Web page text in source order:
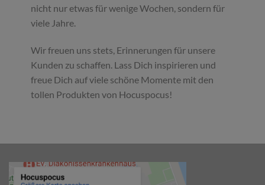
nicht nur etwas für wenige Wochen, sondern für
viele Jahre.
Wir freuen uns stets, Erinnerungen für unsere
Kunden zu schaffen. Lass Dich inspirieren und
freue Dich auf viele schöne Momente mit den
tollen Produkten von Hocuspocus!